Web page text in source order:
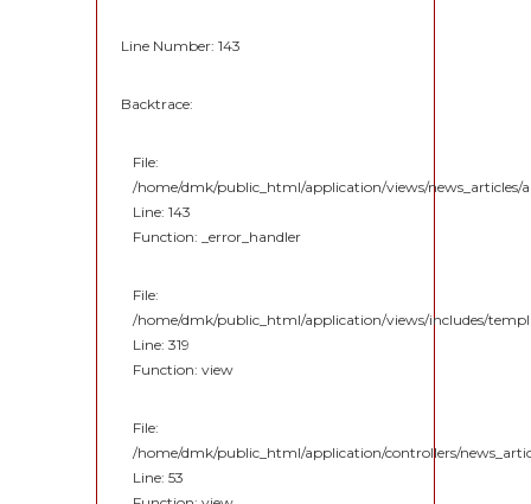
Line Number: 143
Backtrace:
File:
/home/dmk/public_html/application/views/news_articles/
Line: 143
Function: _error_handler
File:
/home/dmk/public_html/application/views/includes/
Line: 319
Function: view
File:
/home/dmk/public_html/application/controllers/
Line: 53